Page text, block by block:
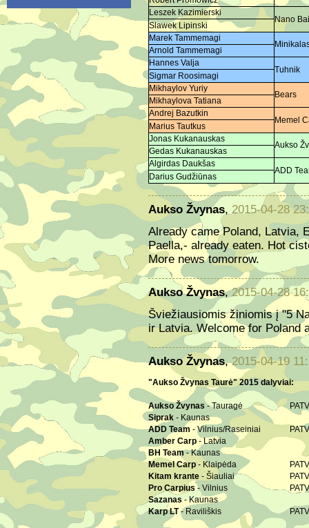
Leszek Kazimierski
Nano
Slawek Lipinski
Marek Tammemagi
Arnold Tammemagi
Hannes Valja
Tuhnik
Sigmar Roosimagi
Mikhaylov Yuriy
Bears
Mikhaylova Tatiana
Andrej Bazutkin
Memel
Marius Tautkus
Jonas Kukanauskas
Aukso
Gedas Kukanauskas
Algirdas Daukšas
ADD
Darius Gudžiūnas
Aukso Žvynas, 2015-04-28
Already came Poland, Latvia,
Paella,- already eaten. Hot
More news tomorrow.
Aukso Žvynas,2015-04-28
Šviežiausiomis žiniomis į "5
ir Latvia. Welcome for Poland
Aukso Žvynas,2015-04-19
"Aukso Žvynas Taurė" 2015 dalyviai:
Aukso Žvynas- Tauragė
Siprak - Kaunas
ADD Team - Vilnius/Raseiniai
Amber Carp - Latvia
BH Team- Kaunas
Memel Carp - Klaipėda
Kitam krante - Šiauliai
Pro Carpius - Vilnius
Sazanas- Kaunas
Karp LT- Raviliškis